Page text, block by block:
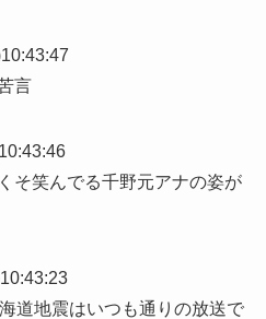
言
そ笑んでる千野元アナの姿が
道地震はいつも通りの放送で